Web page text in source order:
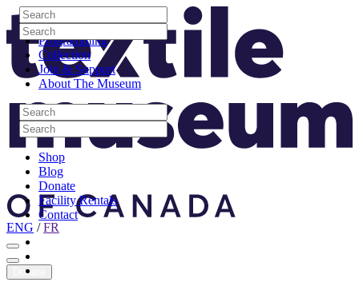
Skip to content
Visit
Programming
Collection
Join & Support
About The Museum
Search
Search
Search
Search
Shop
Blog
Donate
Facility Rentals
Contact
Youtube
Search
Search
Search
Search
Site Logo
ENG /FR
Donate